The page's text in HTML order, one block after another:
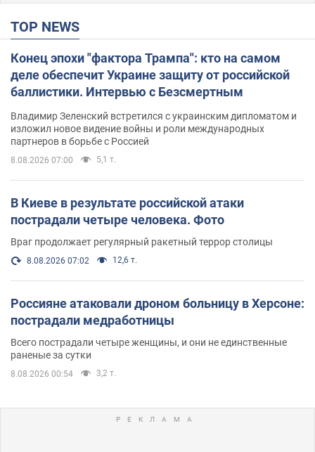
TOP NEWS
Конец эпохи "фактора Трампа": кто на самом
деле обеспечит Украине защиту от российской
баллистики. Интервью с Безсмертным
Владимир Зеленский встретился с украинским дипломатом и
изложил новое видение войны и роли международных
партнеров в борьбе с Россией
8.08.2026 07:00 5,1 т.
В Киеве в результате российской атаки
пострадали четыре человека. Фото
Враг продолжает регулярный ракетный террор столицы
8.08.2026 07:02 12,6 т.
Россияне атаковали дроном больницу в Херсоне:
пострадали медработницы
Всего пострадали четыре женщины, и они не единственные
раненые за сутки
8.08.2026 00:54 3,2 т.